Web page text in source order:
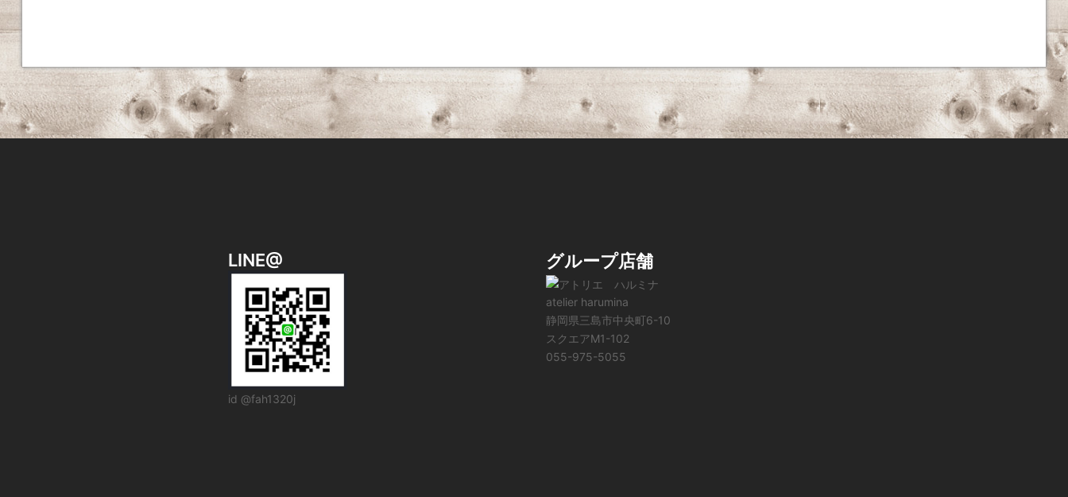
ゲ
ー
LINE@
id @fah1320j
グループ店舗
atelier harumina
静岡県三島市中央町6-10
スクエアM1-102
055-975-5055